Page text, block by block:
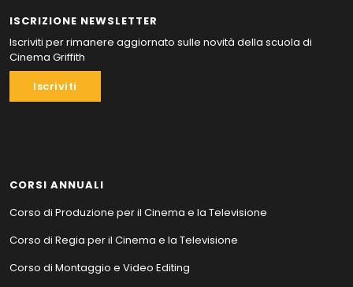
ISCRIZIONE NEWSLETTER
Iscriviti per rimanere aggiornato sulle novità della scuola di
Cinema Griffith
Iscriviti
CORSI ANNUALI
Corso di Produzione per il Cinema e la Televisione
Corso di Regia per il Cinema e la Televisione
Corso di Montaggio e Video Editing